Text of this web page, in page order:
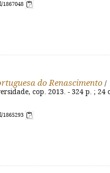
do Renascimento /
cop. 2013. - 324 p. ; 24